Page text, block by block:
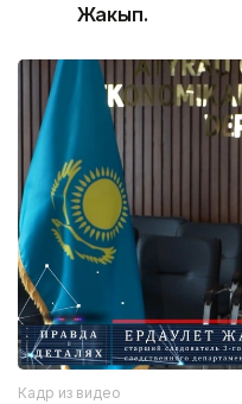
Жакып.
Кадр из видео